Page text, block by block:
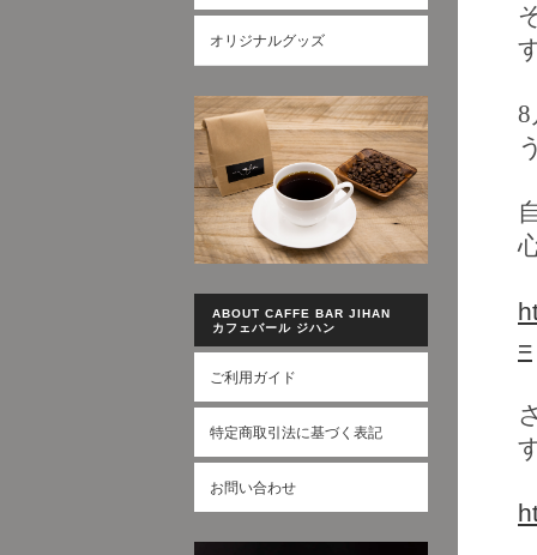
8
=
オリジナルグッズ
ABOUT CAFFE BAR JIHAN
カフェバール ジハン
ご利用ガイド
特定商取引法に基づく表記
お問い合わせ